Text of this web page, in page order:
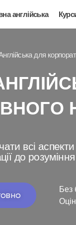
англійська
для
всі
до
Без